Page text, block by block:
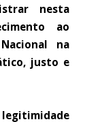
nesta
ao
na
justo e